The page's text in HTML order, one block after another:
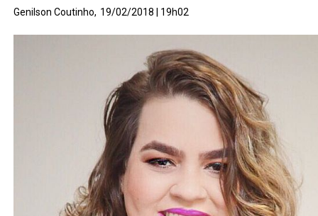
Genilson Coutinho, 19/02/2018 | 19h02